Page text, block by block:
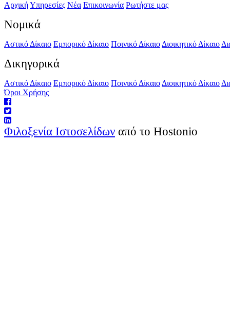
ΑρχικήΥπηρεσίες Νέα Επικοινωνία Ρωτήστε μας
Νομικά
Αστικό Δίκαιο Εμπορικό Δίκαιο Ποινικό Δίκαιο Διοικητικό Δίκαιο
Δικηγορικά
Αστικό Δίκαιο Εμπορικό Δίκαιο Ποινικό Δίκαιο Διοικητικό Δίκαιο
Όροι Χρήσης
Φιλοξενία Ιστοσελίδων από το Hostonio